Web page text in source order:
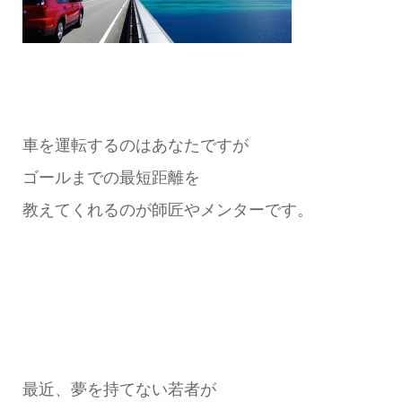
車を運転するのはあなたですが
ゴールまでの最短距離を
教えてくれるのが師匠やメンターです。
最近、夢を持てない若者が